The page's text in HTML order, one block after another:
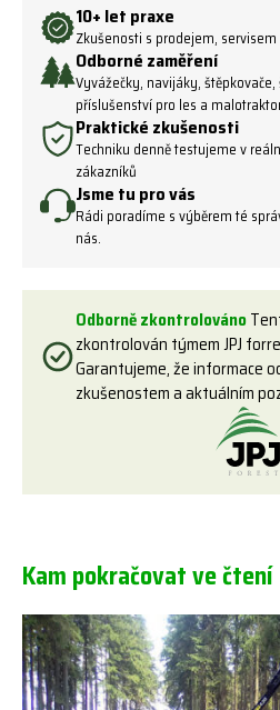
10+ let praxe
Zkušenosti s prodejem,
Odborné zaměření
Vyvážečky, navijáky,
příslušenství pro les a
Praktické zkušenosti
Techniku denně testujeme v
zákazníků
Jsme tu pro vás
Rádi poradíme s výběrem té
nás.
Odborně zkontrolováno
zkontrolován týmem JPJ
Garantujeme, že informace
zkušenostem a aktuálním
Kam pokračovat ve čtení